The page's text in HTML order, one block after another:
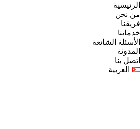
الرئيسية
من نحن
فريقنا
خدماتنا
الأسئلة الشائعة
المدونة
اتصل بنا
العربية